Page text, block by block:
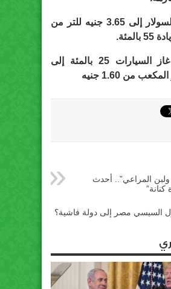
ورفع سعر السولار إلى 3.65 جنيه للتر من
وقفز سعر غاز السيارات 25 بالمئة إلى
من 1.60 جنيه
المراعي”.. أحدث
السيسي مصر إلى دولة فاشية؟